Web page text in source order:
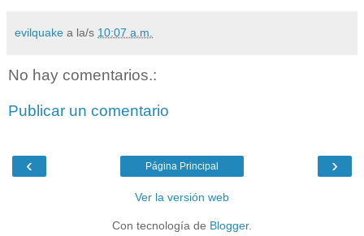
evilquake a la/s 10:07 a.m.
No hay comentarios.:
Publicar un comentario
‹ ›
Página Principal
Ver la versión web
Con tecnología de Blogger.